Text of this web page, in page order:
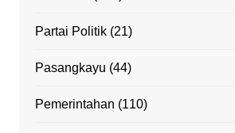
Partai Politik(21)
Pasangkayu (44)
Pemerintahan (110)